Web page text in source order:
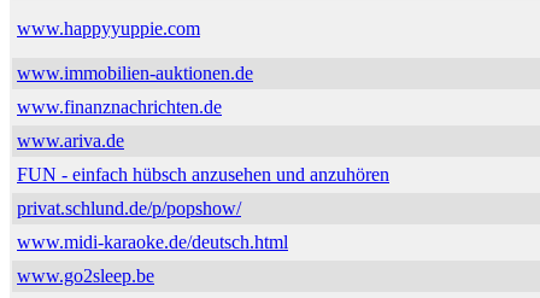
www.happyyuppie.com
www.immobilien-auktionen.de
www.finanznachrichten.de
www.ariva.de
FUN - einfach hübsch anzusehen und anzuhören
privat.schlund.de/p/popshow/
www.midi-karaoke.de/deutsch.html
www.go2sleep.be